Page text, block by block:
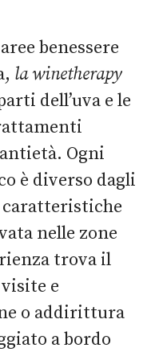
benessere
la winetherapy
dell’uva e le
Ogni
è diverso dagli
nelle zone
trova il
e
o addirittura
a bordo